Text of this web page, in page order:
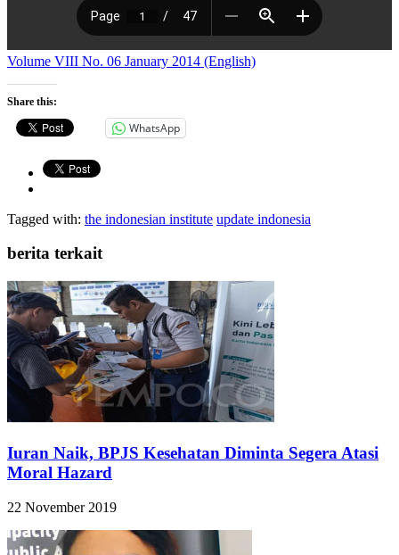
Volume VIII No. 06 January 2014 (English)
Share this:
WhatsApp
Tagged with: the indonesian institute update indonesia
berita terkait
Iuran Naik, BPJS Kesehatan Diminta Segera Atasi
Moral Hazard
22 November 2019